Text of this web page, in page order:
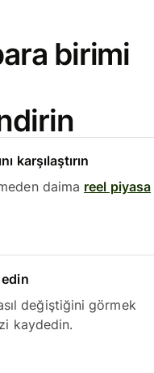
birimi
karşılaştırın
daima reel piyasa
edin
değiştiğini görmek
kaydedin.